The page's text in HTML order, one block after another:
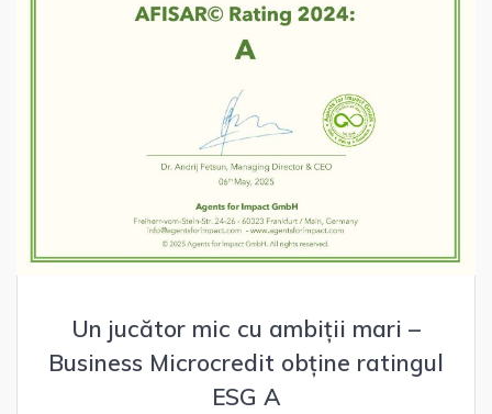
Un jucător mic cu ambiții mari –
Business Microcredit obține ratingul
ESG A